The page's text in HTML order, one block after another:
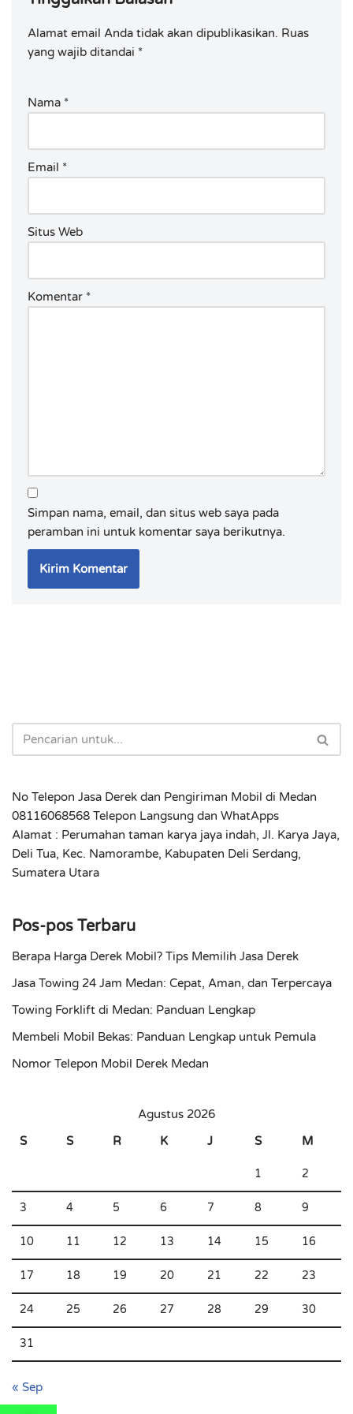
Alamat email Anda tidak akan dipublikasikan. Ruas
yang wajib ditandai *
Nama *
Email *
Situs Web
Komentar *
Simpan nama, email, dan situs web saya pada
peramban ini untuk komentar saya berikutnya.
No Telepon Jasa Derek dan Pengiriman Mobil di Medan
08116068568 Telepon Langsung dan WhatApps
Alamat : Perumahan taman karya jaya indah, Jl. Karya Jaya,
Deli Tua, Kec. Namorambe, Kabupaten Deli Serdang,
Sumatera Utara
Pos-pos Terbaru
Berapa Harga Derek Mobil? Tips Memilih Jasa Derek
Jasa Towing 24 Jam Medan: Cepat, Aman, dan Terpercaya
Towing Forklift di Medan: Panduan Lengkap
Membeli Mobil Bekas: Panduan Lengkap untuk Pemula
Nomor Telepon Mobil Derek Medan
Agustus 2026
S
S R K J S M
1 2
3 4 5 6 7 8 9
10 11 12 13 14 15 16
17 18 19 20 21 22 23
24 25 26 27 28 29 30
31
« Sep